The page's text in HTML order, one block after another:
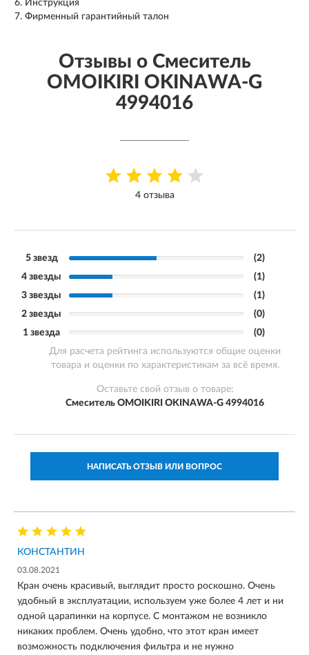
Инструкция
Фирменный гарантийный талон
Отзывы о Смеситель
OMOIKIRI OKINAWA-G
4994016
4 отзыва
5 звезд
(2)
4 звезды
(1)
3 звезды
(1)
2 звезды
(0)
1 звезда
(0)
Для расчета рейтинга используются общие оценки
товара и оценки по характеристикам за всё время.
Оставьте свой отзыв о товаре:
Смеситель OMOIKIRI OKINAWA-G 4994016
НАПИСАТЬ ОТЗЫВ ИЛИ ВОПРОС
КОНСТАНТИН
03.08.2021
Кран очень красивый, выглядит просто роскошно. Очень
удобный в эксплуатации, используем уже более 4 лет и ни
одной царапинки на корпусе. С монтажом не возникло
никаких проблем. Очень удобно, что этот кран имеет
возможность подключения фильтра и не нужно